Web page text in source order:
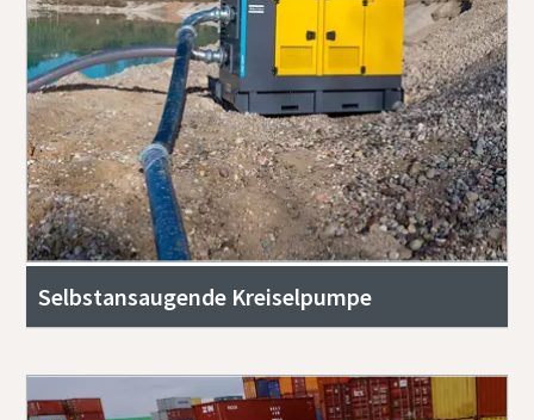
Selbstansaugende Kreiselpumpe